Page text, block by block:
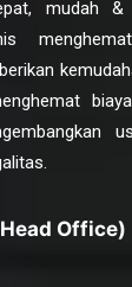
mudah &
Office)